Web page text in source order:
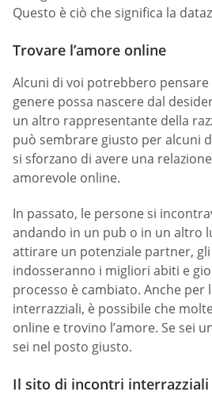
Questo è ciò che significa la
Trovare l’amore online
Alcuni di voi potrebbero pensare
genere possa nascere dal
un altro rappresentante della
può sembrare giusto per alcuni
si sforzano di avere una
amorevole online.
In passato, le persone si
andando in un pub o in un altro
attirare un potenziale partner,
indosseranno i migliori abiti e
processo è cambiato. Anche per
interrazziali, è possibile che
online e trovino l’amore. Se sei
sei nel posto giusto.
Il sito di incontri interrazziali